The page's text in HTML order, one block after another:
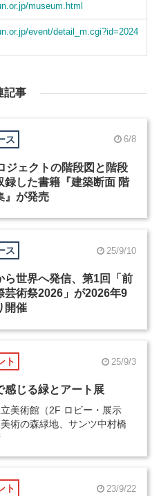
museum.html
event/detail_m.cgi?id=2024
記事
ス 6/8
ジェクトの階段図と階段
録した書籍『建築断面 階
』が発売
ス 25/9/10
ら世界へ発信、第1回「前
芸術祭2026」が2026年9
開催
ト 25/9/3
感じる緑とアート展
美術館（2F ロビー・展示
術の森緑地、サンツ中村橋
ト 23/9/22